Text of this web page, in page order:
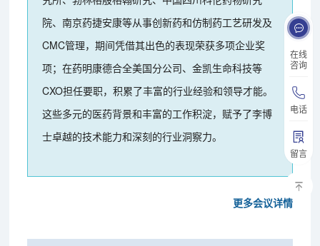
在线
咨询
电话
留言
院、南京药捷安康等从事创新药和仿制药工艺研发及
CMC管理，期间凭借其出色的表现荣获多项企业奖
项；在药明康德合全美国分公司、金凯生命科技等
CXO担任要职，积累了丰富的行业经验和领导才能。
这些多元的医药背景和丰富的工作积淀，赋予了李博
士卓越的技术能力和深刻的行业洞察力。
更多会议详情